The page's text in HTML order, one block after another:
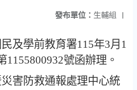
發布單位： 生輔組 |
及學前教育署115年3月1
1155800932號函辦理。
害防救通報處理中心統